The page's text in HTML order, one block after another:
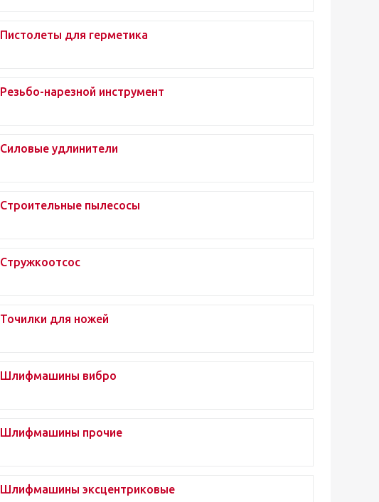
Пистолеты для герметика
Резьбо-нарезной инструмент
Силовые удлинители
Строительные пылесосы
Стружкоотсос
Точилки для ножей
Шлифмашины вибро
Шлифмашины прочие
Шлифмашины эксцентриковые